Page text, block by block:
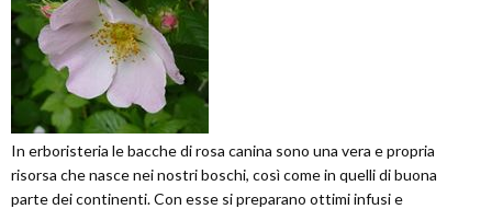
In erboristeria le bacche di rosa canina sono una vera e propria
risorsa che nasce nei nostri boschi, così come in quelli di buona
parte dei continenti. Con esse si preparano ottimi infusi e